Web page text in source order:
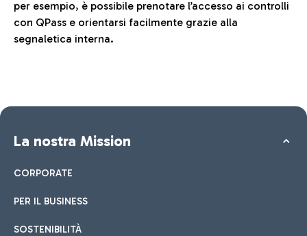
per esempio, è possibile prenotare l’accesso ai controlli
con QPass e orientarsi facilmente grazie alla
segnaletica interna.
La nostra Mission
CORPORATE
PER IL BUSINESS
SOSTENIBILITÀ